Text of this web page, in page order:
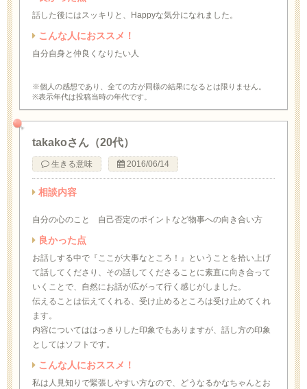
話した後にはスッキリと、Happyな気分になれました。
こんな人におススメ！
自分自身と仲良くなりたい人
※個人の感想であり、全ての方が同様の結果になるとは限りません。
※表示年代は投稿当時の年代です。
takakoさん（20代）
生きる意味 2016/06/14
相談内容
自分の心のこと 自己否定のポイントなど物事への向き合い方
良かった点
お話しする中で『ここが大事なところ！』ということを拾い上げ
て話してくださり、その話してくださることに素直に向き合って
いくことで、自然にお話が広がって行く感じがしました。
伝えることは伝えてくれる、受け止めるところは受け止めてくれ
ます。
内容についてははっきりした印象でもありますが、話し方の印象
としてはソフトです。
こんな人におススメ！
私は人見知りで緊張しやすい方なので、どうなるかなちゃんとお